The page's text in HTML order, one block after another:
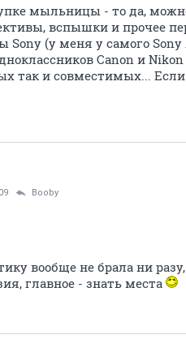
мыльницы - то да,
вспышки и прочее
Sony (у меня у самого
Canon и
так и совместимых...
Booby
вообще не брала ни
главное - знать места